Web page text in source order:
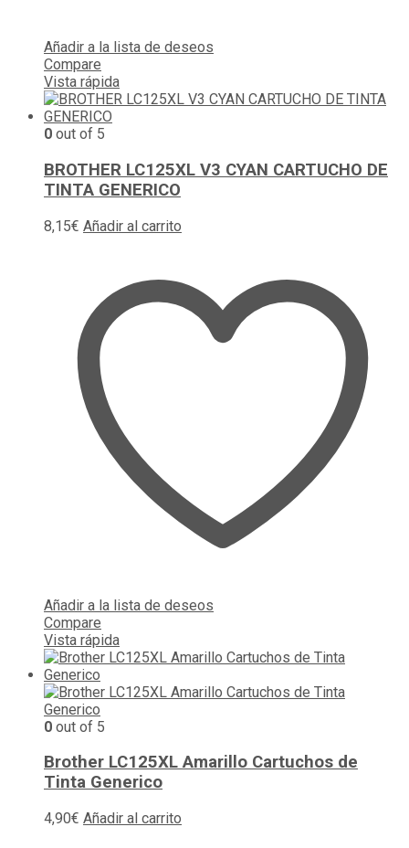
Añadir a la lista de deseos
Compare
Vista rápida
0 out of 5
BROTHER LC125XL V3 CYAN CARTUCHO DE
TINTA GENERICO
8,15€ Añadir al carrito
Añadir a la lista de deseos
Compare
Vista rápida
0 out of 5
Brother LC125XL Amarillo Cartuchos de
Tinta Generico
4,90€ Añadir al carrito